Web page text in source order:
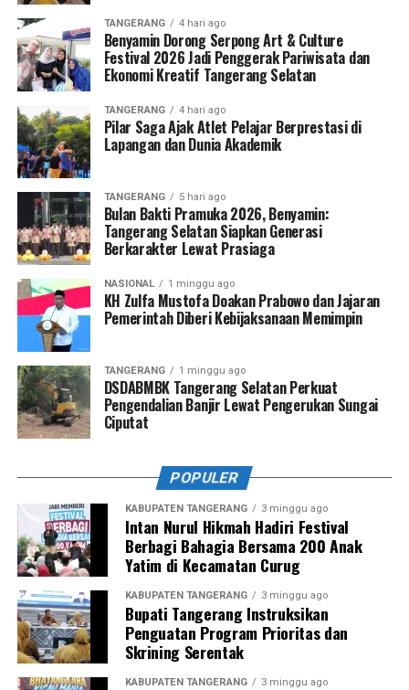
TANGERANG 4 hari ago
Benyamin Dorong Serpong Art & Culture
Festival 2026 Jadi Penggerak Pariwisata dan
Ekonomi Kreatif Tangerang Selatan
TANGERANG 4 hari ago
Pilar Saga Ajak Atlet Pelajar Berprestasi di
Lapangan dan Dunia Akademik
TANGERANG 5 hari ago
Bulan Bakti Pramuka 2026, Benyamin:
Tangerang Selatan Siapkan Generasi
Berkarakter Lewat Prasiaga
NASIONAL 1 minggu ago
KH Zulfa Mustofa Doakan Prabowo dan Jajaran
Pemerintah Diberi Kebijaksanaan Memimpin
TANGERANG 1 minggu ago
DSDABMBK Tangerang Selatan Perkuat
Pengendalian Banjir Lewat Pengerukan Sungai
Ciputat
POPULER
KABUPATEN TANGERANG 3 minggu ago
Intan Nurul Hikmah Hadiri Festival
Berbagi Bahagia Bersama 200 Anak
Yatim di Kecamatan Curug
KABUPATEN TANGERANG 3 minggu ago
Bupati Tangerang Instruksikan
Penguatan Program Prioritas dan
Skrining Serentak
KABUPATEN TANGERANG 3 minggu ago